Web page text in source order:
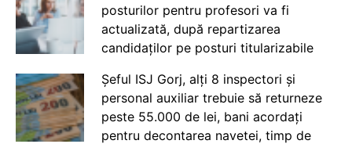
posturilor pentru profesori va fi
actualizată, după repartizarea
candidaților pe posturi titularizabile
Șeful ISJ Gorj, alți 8 inspectori și
personal auxiliar trebuie să returneze
peste 55.000 de lei, bani acordați
pentru decontarea navetei, timp de